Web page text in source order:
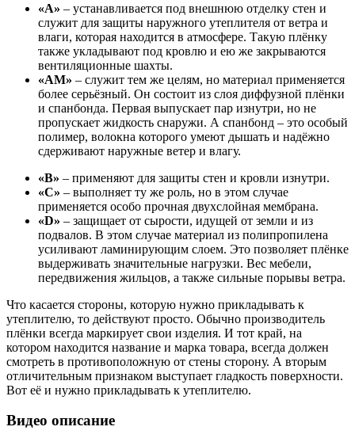
«A» – устанавливается под внешнюю отделку стен и
служит для защиты наружного утеплителя от ветра и
влаги, которая находится в атмосфере. Такую плёнку
также укладывают под кровлю и ею же закрываются
вентиляционные шахты.
«AM» – служит тем же целям, но материал применяется
более серьёзный. Он состоит из слоя диффузной плёнки
и спанбонда. Первая выпускает пар изнутри, но не
пропускает жидкость снаружи. А спанбонд – это особый
полимер, волокна которого умеют дышать и надёжно
сдерживают наружные ветер и влагу.
«B» – применяют для защиты стен и кровли изнутри.
«C» – выполняет ту же роль, но в этом случае
применяется особо прочная двухслойная мембрана.
«D» – защищает от сырости, идущей от земли и из
подвалов. В этом случае материал из полипропилена
усиливают ламинирующим слоем. Это позволяет плёнке
выдерживать значительные нагрузки. Вес мебели,
передвижения жильцов, а также сильные порывы ветра.
Что касается стороны, которую нужно прикладывать к
утеплителю, то действуют просто. Обычно производитель
плёнки всегда маркирует свои изделия. И тот край, на
котором находится название и марка товара, всегда должен
смотреть в противоположную от стены сторону. А вторым
отличительным признаком выступает гладкость поверхности.
Вот её и нужно прикладывать к утеплителю.
Видео описание